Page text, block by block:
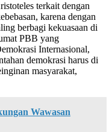
terkait dengan
karena dengan
berbagi kekuasaan di
PBB yang
Internasional,
demokrasi harus di
masyarakat,
Wawasan